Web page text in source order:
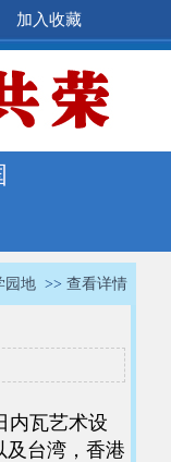
加入收藏
园地 >> 查看详情
内瓦艺术设
及台湾，香港